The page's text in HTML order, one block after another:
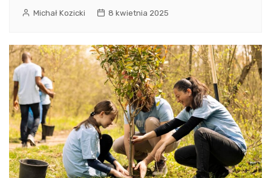
Michał Kozicki 8 kwietnia 2025